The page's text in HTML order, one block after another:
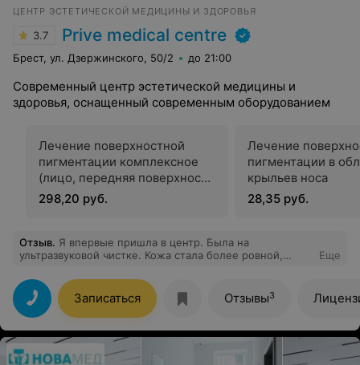
ЦЕНТР ЭСТЕТИЧЕСКОЙ МЕДИЦИНЫ И ЗДОРОВЬЯ
3.7 Prive medical centre
Брест, ул. Дзержинского, 50/2 до 21:00
Современный центр эстетической медицины и
здоровья, оснащенный современным оборудованием
Лечение поверхностной
пигментации комплексное
(лицо, передняя поверхность
шеи, декольте, кисти рук)
298,20 руб.
Лечение
пигментации в
крыльев носа
28,35 руб.
Отзыв. Я впервые пришла в центр. Была на
ультразвуковой чистке. Кожа стала более ровной,
специалисту!
Еще
Записаться Отзывы3